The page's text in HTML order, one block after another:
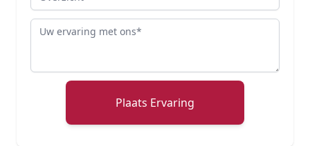
Review
Plaats Ervaring